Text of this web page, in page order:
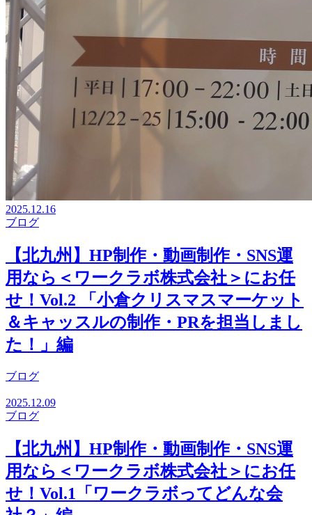
2025.12.16
ブログ
【北九州】HP制作・動画制作・SNS運
用なら＜ワークラボ株式会社＞にお任
せ！Vol.2 「小倉クリスマスマーケット
＆キャッスルの制作・PRを担当しまし
た！」編
ブログ
2025.12.09
ブログ
【北九州】HP制作・動画制作・SNS運
用なら＜ワークラボ株式会社＞にお任
せ！Vol.1「ワークラボってどんな会